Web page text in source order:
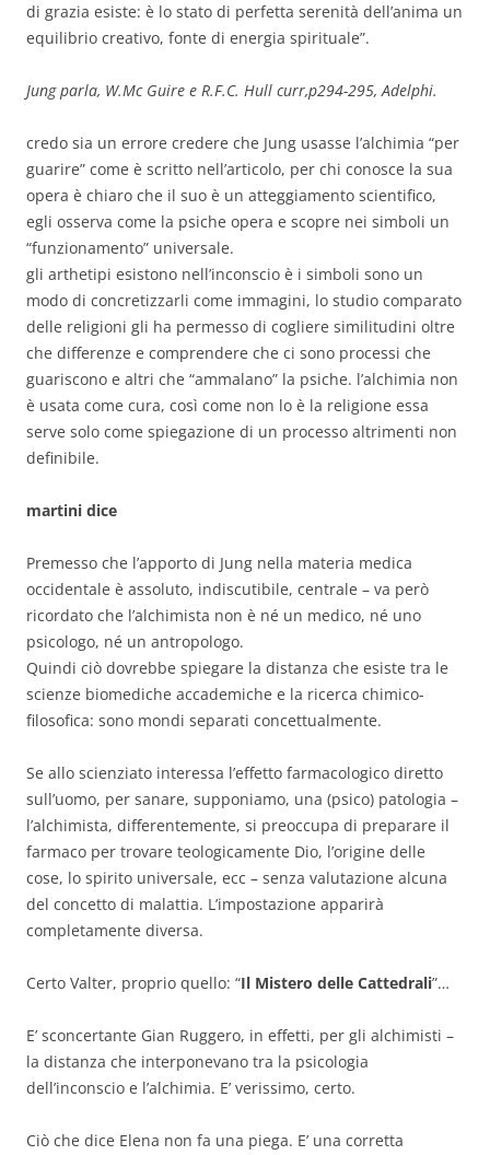
di grazia esiste: è lo stato di perfetta serenità dell’anima un
equilibrio creativo, fonte di energia spirituale”.
Jung parla, W.Mc Guire e R.F.C. Hull curr,p294-295, Adelphi.
credo sia un errore credere che Jung usasse l’alchimia “per
guarire” come è scritto nell’articolo, per chi conosce la sua
opera è chiaro che il suo è un atteggiamento scientifico,
egli osserva come la psiche opera e scopre nei simboli un
“funzionamento” universale.
gli arthetipi esistono nell’inconscio è i simboli sono un
modo di concretizzarli come immagini, lo studio comparato
delle religioni gli ha permesso di cogliere similitudini oltre
che differenze e comprendere che ci sono processi che
guariscono e altri che “ammalano” la psiche. l’alchimia non
è usata come cura, così come non lo è la religione essa
serve solo come spiegazione di un processo altrimenti non
definibile.
martini dice
Premesso che l’apporto di Jung nella materia medica
occidentale è assoluto, indiscutibile, centrale – va però
ricordato che l’alchimista non è né un medico, né uno
psicologo, né un antropologo.
Quindi ciò dovrebbe spiegare la distanza che esiste tra le
scienze biomediche accademiche e la ricerca chimico-
filosofica: sono mondi separati concettualmente.
Se allo scienziato interessa l’effetto farmacologico diretto
sull’uomo, per sanare, supponiamo, una (psico) patologia –
l’alchimista, differentemente, si preoccupa di preparare il
farmaco per trovare teologicamente Dio, l’origine delle
cose, lo spirito universale, ecc – senza valutazione alcuna
del concetto di malattia. L’impostazione apparirà
completamente diversa.
Certo Valter, proprio quello: “Il Mistero delle Cattedrali”…
E’ sconcertante Gian Ruggero, in effetti, per gli alchimisti –
la distanza che interponevano tra la psicologia
dell’inconscio e l’alchimia. E’ verissimo, certo.
Ciò che dice Elena non fa una piega. E’ una corretta